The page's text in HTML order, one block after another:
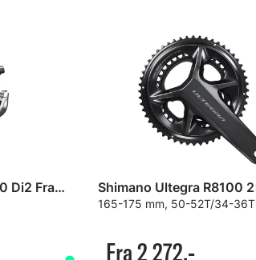
Shimano Ultegra R8150 Di2 Framgir
165-175 mm, 50-52T/34-36T
Fra 2 272,-